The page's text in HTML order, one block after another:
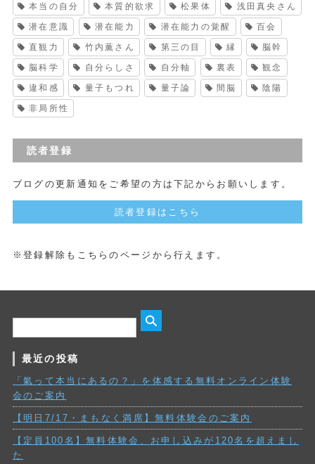
本当の自分 本質的欲求 松果体 浅田真央さん
潜在意識 潜在能力 潜在能力の覚醒 百会
直観力 竹内薫さん 第三の目 縁 脳幹
脳科学 自分らしさ 自分軸 裏表 観念
違和感 量子もつれ 量子論 間脳 陰陽
非局所性
読者登録
ブログの更新通知をご希望の方は下記からお願いします。
読者登録はこちら
※登録解除もこちらのページから行えます。
最近の投稿
「氣って本当にあるの？」を体感する無料オンライン体験
会のご案内
【明日7/17・まもなく満席】無料体験会のご案内
【定員100名】無料体験会、お申し込みが120名を超えまし
た